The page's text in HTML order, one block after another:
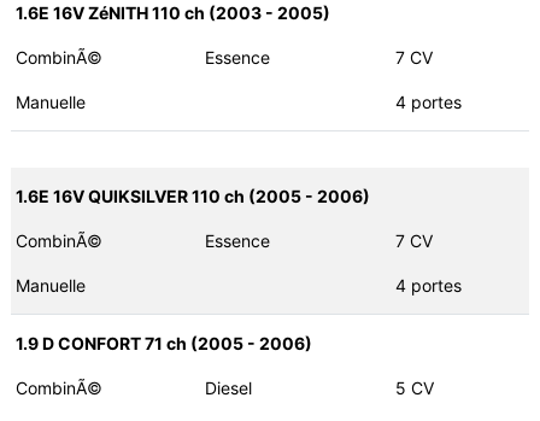
1.6E 16V ZéNITH 110 ch (2003 - 2005)
CombinÃ© Essence 7 CV
Manuelle 4 portes
1.6E 16V QUIKSILVER 110 ch (2005 - 2006)
CombinÃ© Essence 7 CV
Manuelle 4 portes
1.9 D CONFORT 71 ch (2005 - 2006)
CombinÃ© Diesel 5 CV